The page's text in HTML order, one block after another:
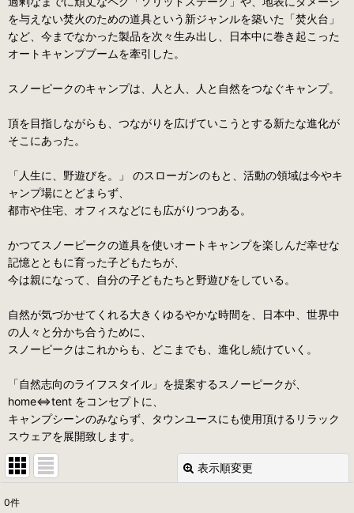
を与えない焚火のための道具という新ジャンルを築いた「焚火台」
など、今までなかった製品を次々生み出し、日本中に巻き起こった
オートキャンプブームを牽引した。
スノーピークのキャンプは、人と人、人と自然をつなぐキャンプ。
頂を目指しながらも、つながりを広げていこうとする新たな進化が
そこにあった。
「人生に、野遊びを。」 のスローガンのもと、活動の領域は今やキ
ャンプ場にとどまらず、
都市や住宅、オフィスなどにも広がりつつある。
かつてスノーピークの道具を使いオートキャンプを楽しんだ幸せな
記憶とともに育った子どもたちが、
今は親になって、自分の子どもたちと野遊びをしている。
自然が気づかせてくれる大きくゆるやかな時間を、日本中、世界中
の人々と分かち合うために、
スノーピークはこれからも、どこまでも、進化し続けていく。
「自然志向のライフスタイル」を提案するスノーピークが、
home⇔tent をコンセプトに、
キャンプシーンのみならず、タウンユースにも使用頂けるリラック
スウェアを展開致します。
表示順変更
0件